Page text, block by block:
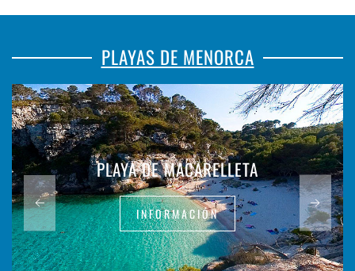
PLAYAS DE MENORCA
PLAYA DE MACARELLETA
INFORMACIÓN